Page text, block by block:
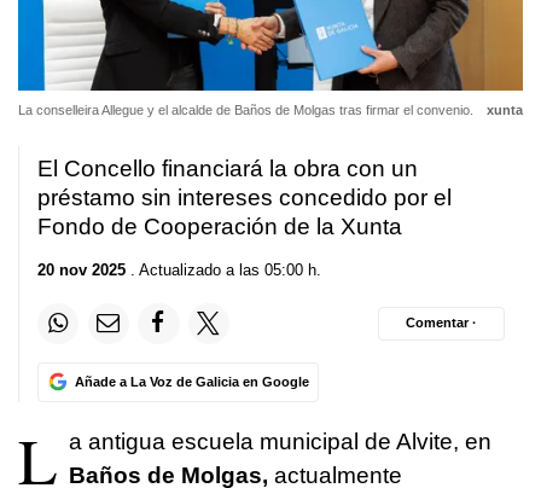
La conselleira Allegue y el alcalde de Baños de Molgas tras firmar el convenio. xunta
El Concello financiará la obra con un
préstamo sin intereses concedido por el
Fondo de Cooperación de la Xunta
20 nov 2025 . Actualizado a las 05:00 h.
Añade a La Voz de Galicia en Google
Comentar ·
L a antigua escuela municipal de Alvite, en
Baños de Molgas, actualmente